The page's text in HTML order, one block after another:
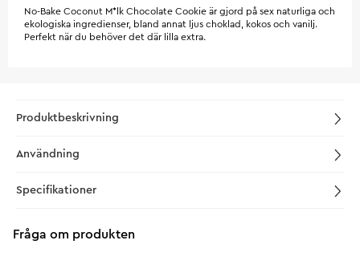
No-Bake Coconut M*lk Chocolate Cookie är gjord på sex naturliga och
ekologiska ingredienser, bland annat ljus choklad, kokos och vanilj.
Perfekt när du behöver det där lilla extra.
Produktbeskrivning
Användning
Specifikationer
Fråga om produkten